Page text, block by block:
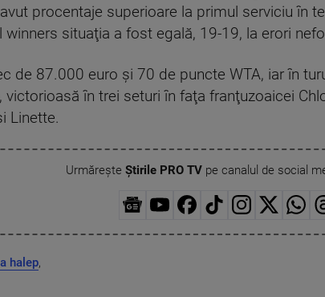
procentaje superioare la primul serviciu în
winners situaţia a fost egală, 19-19, la erori
de 87.000 euro şi 70 de puncte WTA, iar în
victorioasă în trei seturi în faţa franţuzoaicei
Linette.
Urmărește Știrile PRO TVpe canalul de social
halep,